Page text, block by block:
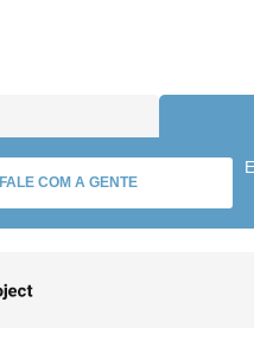
FALE COM A GENTE